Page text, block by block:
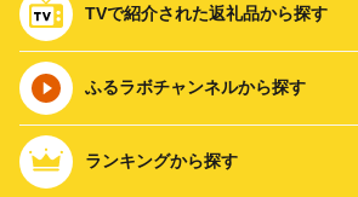
TVで紹介された返礼品から探す
ふるラボチャンネルから探す
ランキングから探す